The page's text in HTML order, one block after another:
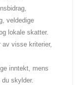
veldedige
lokale skatter.
av visse kriterier,
inntekt, mens
skylder.